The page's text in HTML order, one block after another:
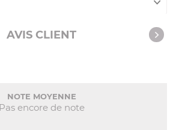
acheté
AVIS CLIENT
NOTE MOYENNE
Pas encore de note